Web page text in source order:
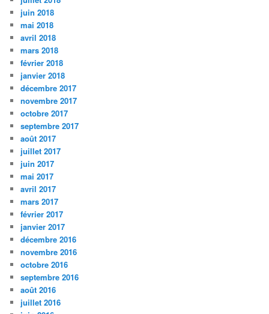
juin 2018
mai 2018
avril 2018
mars 2018
février 2018
janvier 2018
décembre 2017
novembre 2017
octobre 2017
septembre 2017
août 2017
juillet 2017
juin 2017
mai 2017
avril 2017
mars 2017
février 2017
janvier 2017
décembre 2016
novembre 2016
octobre 2016
septembre 2016
août 2016
juillet 2016